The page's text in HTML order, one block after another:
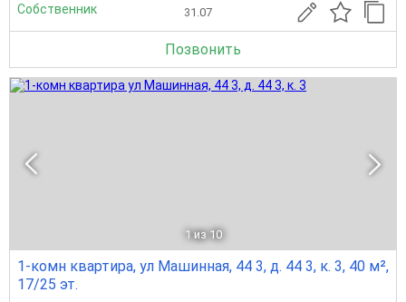
Собственник 31.07
Позвонить
1 из 10
1-комн квартира, ул Машинная, 44 3, д. 44 3, к. 3, 40 м²,
17/25 эт.